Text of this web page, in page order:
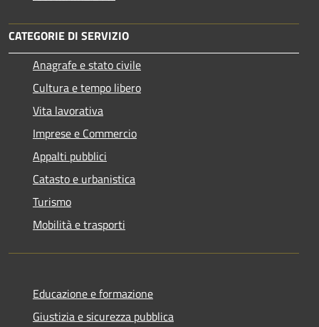
CATEGORIE DI SERVIZIO
Anagrafe e stato civile
Cultura e tempo libero
Vita lavorativa
Imprese e Commercio
Appalti pubblici
Catasto e urbanistica
Turismo
Mobilità e trasporti
Educazione e formazione
Giustizia e sicurezza pubblica